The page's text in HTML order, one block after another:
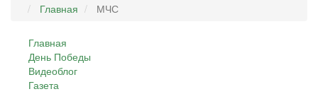
Главная
МЧС
Главная
День Победы
Видеоблог
Газета